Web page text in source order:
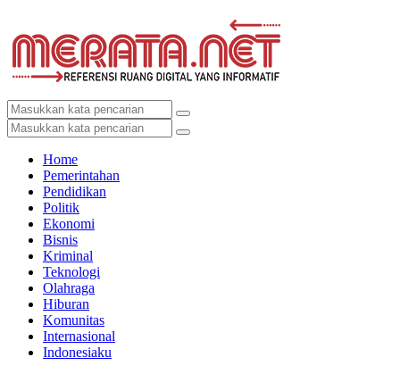
Home
Pemerintahan
Pendidikan
Politik
Ekonomi
Bisnis
Kriminal
Teknologi
Olahraga
Hiburan
Komunitas
Internasional
Indonesiaku